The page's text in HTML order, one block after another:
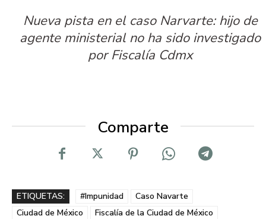
Nueva pista en el caso Narvarte: hijo de
agente ministerial no ha sido investigado
por Fiscalía Cdmx
Comparte
ETIQUETAS: #Impunidad
Caso Navarte
Ciudad de México
Fiscalía de la Ciudad de México